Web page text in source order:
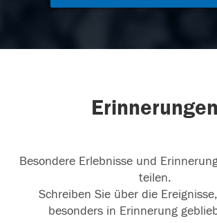
Erinnerungen
Besondere Erlebnisse und
teilen.
Schreiben Sie über die
besonders in Erinnerung